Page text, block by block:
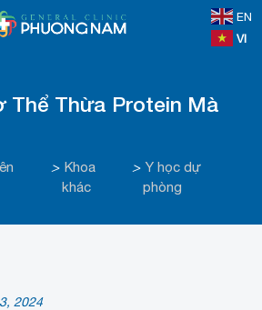
EN
VI
Thể Thừa Protein Mà
> Khoa
khác
> Y học dự
phòng
2024